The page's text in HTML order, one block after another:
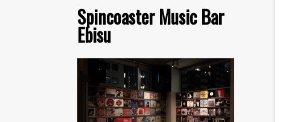
Spincoaster Music Bar
Ebisu